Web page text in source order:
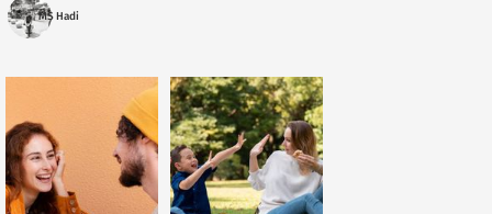
Namun, tak jarang hubungan justru menjadi
tidak ....
MS Hadi